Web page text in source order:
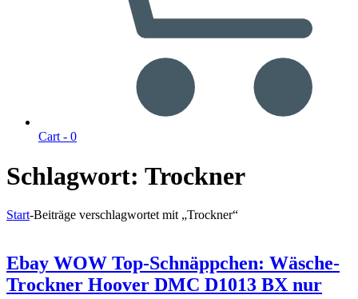
Cart - 0
Schlagwort: Trockner
Start-Beiträge verschlagwortet mit „Trockner“
Ebay WOW Top-Schnäppchen: Wäsche-
Trockner Hoover DMC D1013 BX nur